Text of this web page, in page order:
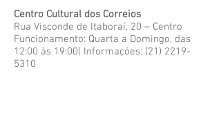
Centro Cultural dos Correios
Rua Visconde de Itaboraí, 20 – Centro
Funcionamento: Quarta a Domingo, das
12:00 às 19:00| Informações: (21) 2219-
5310